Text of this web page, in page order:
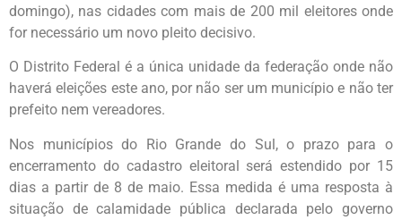
domingo), nas cidades com mais de 200 mil eleitores onde
for necessário um novo pleito decisivo.
O Distrito Federal é a única unidade da federação onde não
haverá eleições este ano, por não ser um município e não ter
prefeito nem vereadores.
Nos municípios do Rio Grande do Sul, o prazo para o
encerramento do cadastro eleitoral será estendido por 15
dias a partir de 8 de maio. Essa medida é uma resposta à
situação de calamidade pública declarada pelo governo